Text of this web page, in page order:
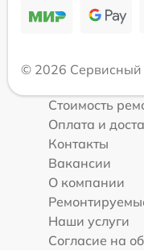
© 2026 Сервисный
Стоимость
Оплата и
Контакты
Вакансии
О компании
Наши услуги
Согласие на